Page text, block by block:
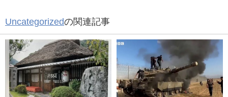
Uncategorizedの関連記事